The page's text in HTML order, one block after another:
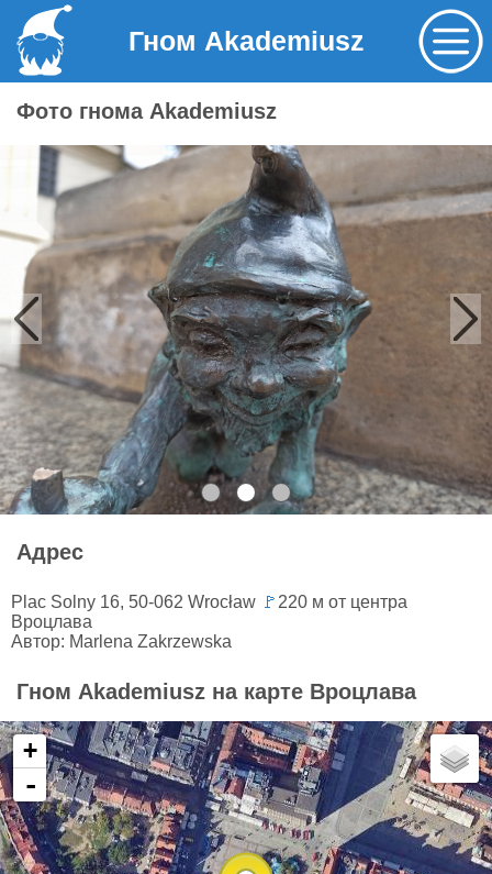
Гном Akademiusz
Фото гнома Akademiusz
Адрес
Plac Solny 16, 50-062 Wrocław 🚩 220 м от центра
Вроцлава
Автор: Marlena Zakrzewska
Гном Akademiusz на карте Вроцлава
+
-